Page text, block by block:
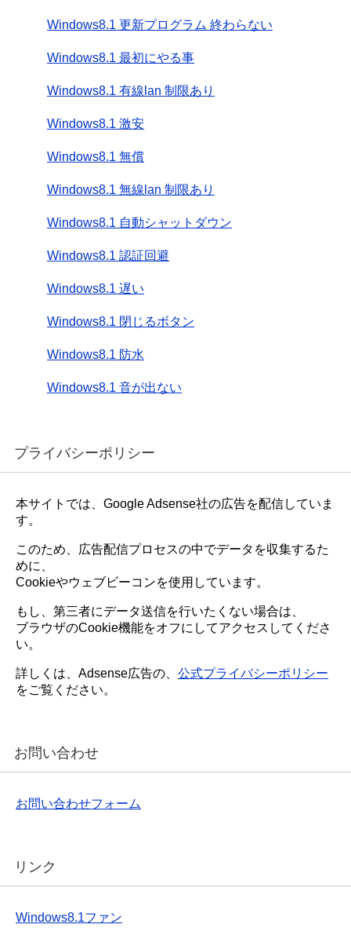
Windows8.1 更新プログラム 終わらない
Windows8.1 最初にやる事
Windows8.1 有線lan 制限あり
Windows8.1 激安
Windows8.1 無償
Windows8.1 無線lan 制限あり
Windows8.1 自動シャットダウン
Windows8.1 認証回避
Windows8.1 遅い
Windows8.1 閉じるボタン
Windows8.1 防水
Windows8.1 音が出ない
プライバシーポリシー
本サイトでは、Google Adsense社の広告を配信していま
す。
このため、広告配信プロセスの中でデータを収集するた
めに、
Cookieやウェブビーコンを使用しています。
もし、第三者にデータ送信を行いたくない場合は、
ブラウザのCookie機能をオフにしてアクセスしてくださ
い。
詳しくは、Adsense広告の、 公式プライバシーポリシー
をご覧ください。
お問い合わせ
お問い合わせフォーム
リンク
Windows8.1ファン